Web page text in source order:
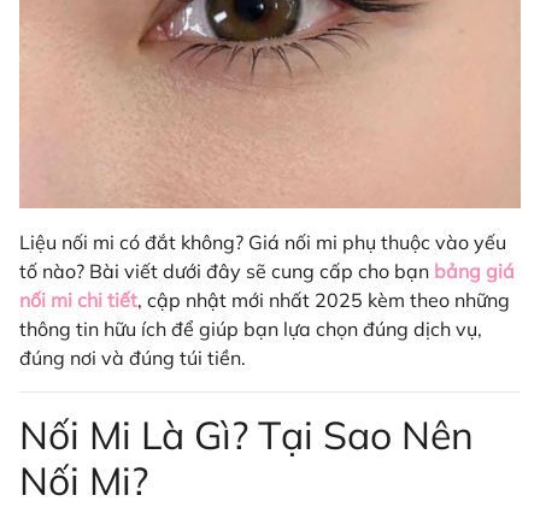
Liệu nối mi có đắt không? Giá nối mi phụ thuộc vào yếu
tố nào? Bài viết dưới đây sẽ cung cấp cho bạn bảng giá
nối mi chi tiết, cập nhật mới nhất 2025 kèm theo những
thông tin hữu ích để giúp bạn lựa chọn đúng dịch vụ,
đúng nơi và đúng túi tiền.
Nối Mi Là Gì? Tại Sao Nên
Nối Mi?